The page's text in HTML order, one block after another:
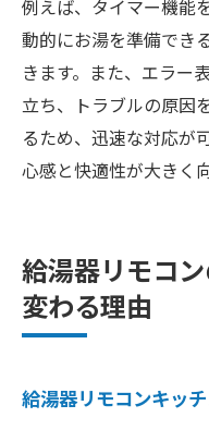
例えば、タイマー機能
動的にお湯を準備でき
きます。また、エラー
立ち、トラブルの原因
るため、迅速な対応が
心感と快適性が大きく
給湯器リモコ
変わる理由
給湯器リモコンキッ